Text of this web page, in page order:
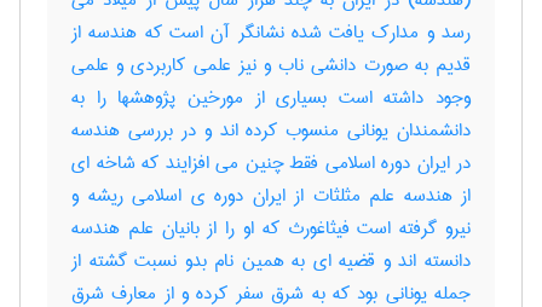
رسد و مدارک یافت شده نشانگر آن است که هندسه از
قدیم به صورت دانشی ناب و نیز علمی کاربردی و علمی
وجود داشته است بسیاری از مورخین پژوهشها را به
دانشمندان یونانی منسوب کرده اند و در بررسی هندسه
در ایران دوره اسلامی فقط چنین می افزایند که شاخه ای
از هندسه علم مثلثات از ایران دوره ی اسلامی ریشه و
نیرو گرفته است فیثاغورث که او را از بانیان علم هندسه
دانسته اند و قضیه ای به همین نام بدو نسبت گشته از
جمله یونانی بود که به شرق سفر کرده و از معارف شرق